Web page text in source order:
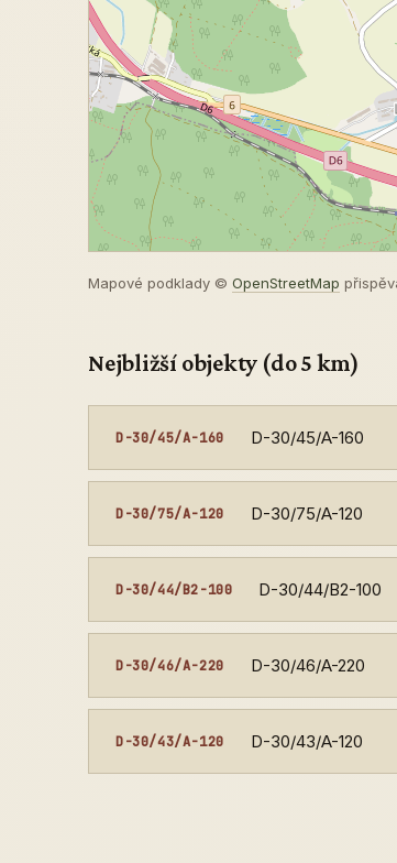
Mapové podklady © OpenStreetMap
Nejbližší objekty (do 5 km)
D-30/45/A-160 D-30/45/A-160
D-30/75/A-120 D-30/75/A-120
D-30/44/B2-100 D-30/44/B2-100
D-30/46/A-220 D-30/46/A-220
D-30/43/A-120 D-30/43/A-120